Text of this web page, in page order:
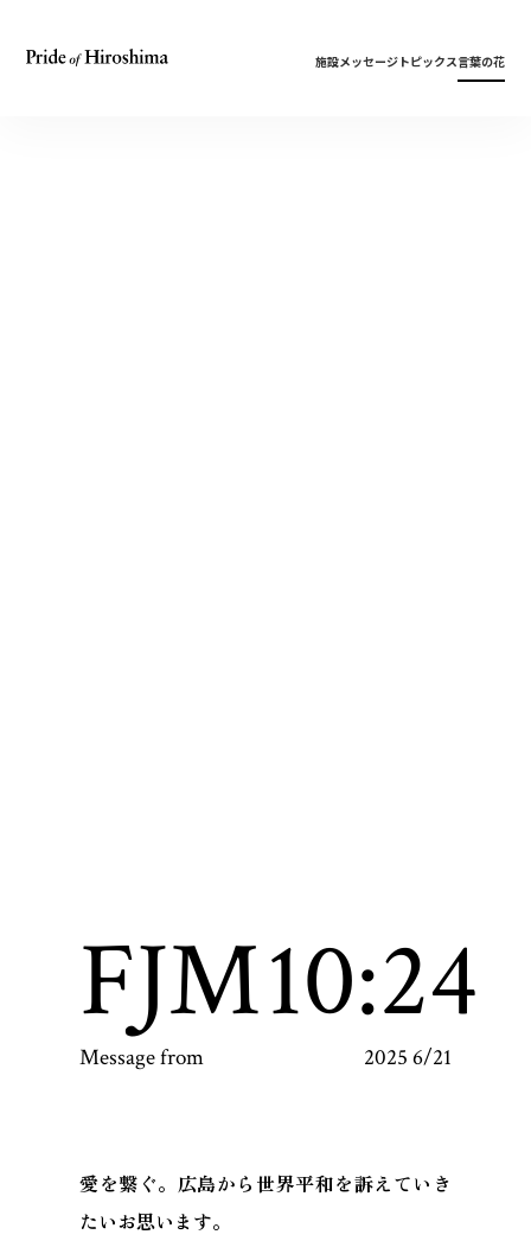
施設メッセージトピックス言葉の花
FJM10:24
Message from 2025 6/21
愛を繋ぐ。広島から世界平和を訴えていき
たいお思います。